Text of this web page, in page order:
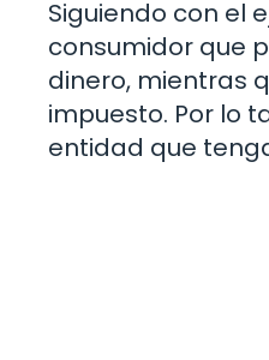
Siguiendo con el
consumidor que
dinero, mientras
impuesto. Por lo
entidad que